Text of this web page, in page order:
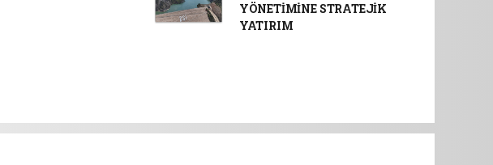
YÖNETİMİNE STRATEJİK
YATIRIM